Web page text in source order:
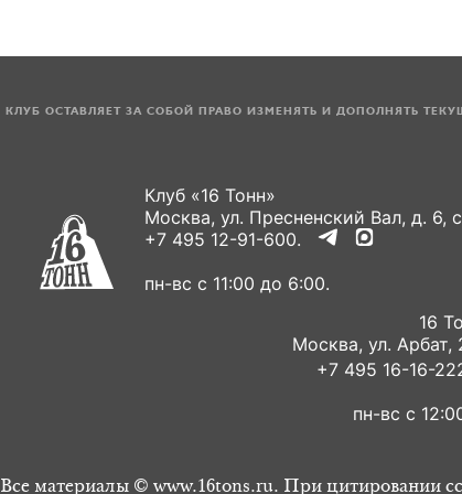
КЛУБ ОСТАВЛЯЕТ ЗА СОБОЙ ПРАВО ИЗМЕНЯТЬ И ДОПОЛНЯТЬ
Клуб «16 Тонн»
Москва, ул. Пресненский Вал, д. 6,
+7 495 12-91-600.
пн-вс с 11:00 до 6:00.
16
Москва, ул. Арбат,
+7 495 16-16-
пн-вс с
Все материалы © www.16tons.ru. При цитировании